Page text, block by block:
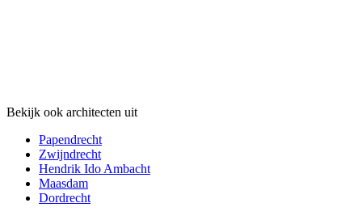
Bekijk ook architecten uit
Papendrecht
Zwijndrecht
Hendrik Ido Ambacht
Maasdam
Dordrecht